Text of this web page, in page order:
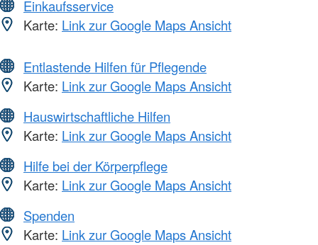
Einkaufsservice
Karte: Link zur Google Maps Ansicht
Entlastende Hilfen für Pflegende
Karte: Link zur Google Maps Ansicht
Hauswirtschaftliche Hilfen
Karte: Link zur Google Maps Ansicht
Hilfe bei der Körperpflege
Karte: Link zur Google Maps Ansicht
Spenden
Karte: Link zur Google Maps Ansicht